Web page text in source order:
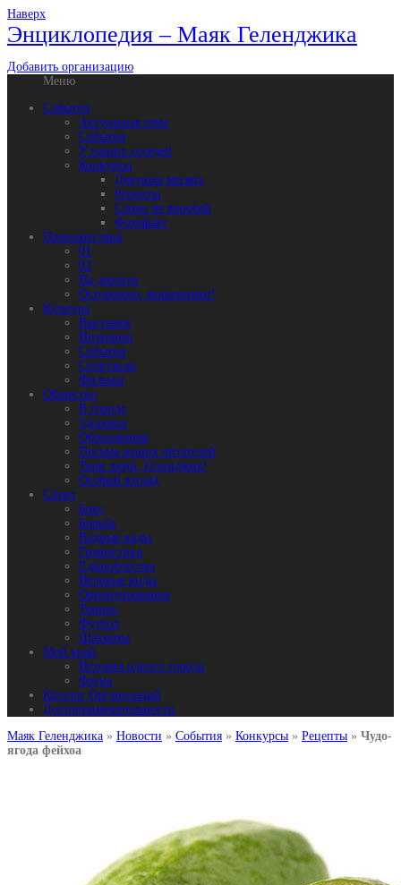
Наверх
Энциклопедия – Маяк Геленджика
Добавить организацию
Меню
События
Актуальная тема
События
У наших соседей
Конкурсы
Девушка месяца
Рецепты
Слово не воробей
Фотофакт
Происшествия
01
02
На дорогах
Осторожно: мошенники!
Культура
Выставки
Интервью
События
Спектакли
Фильмы
Общество
В городе
Здоровье
Образование
Письма наших читателей
Твои люди, Геленджик!
Особый взгляд
Спорт
Бокс
Борьба
Водные виды
Гимнастика
Единоборства
Игровые виды
Ориентирование
Теннис
Футбол
Шахматы
Мой край
История одного города
Фауна
Каталог Организаций
Достопримечательности
Маяк Геленджика » Новости » События » Конкурсы » Рецепты » Чудо-
ягода фейхоа